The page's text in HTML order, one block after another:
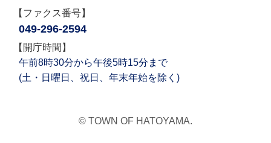
【ファクス番号】
049-296-2594
【開庁時間】
午前8時30分から午後5時15分まで
(土・日曜日、祝日、年末年始を除く)
© TOWN OF HATOYAMA.